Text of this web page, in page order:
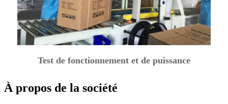
Test de fonctionnement et de puissance
À propos de la société